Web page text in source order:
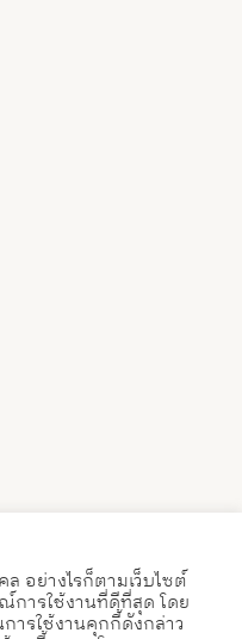
ของเราทาง Facebook
อย่างไรก็ตามเว็บไซต์
การใช้งานที่ดีที่สุด โดย
ารใช้งานคุกกี้ดังกล่าว